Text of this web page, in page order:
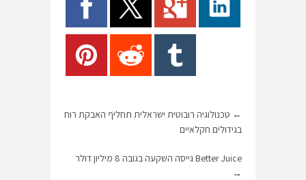
← טכנולוגיה רובוטית ישראלית תחליף האבקת רוח
בגידולים חקלאיים
Better Juice גייסה השקעה בגובה 8 מיליון דולר
→